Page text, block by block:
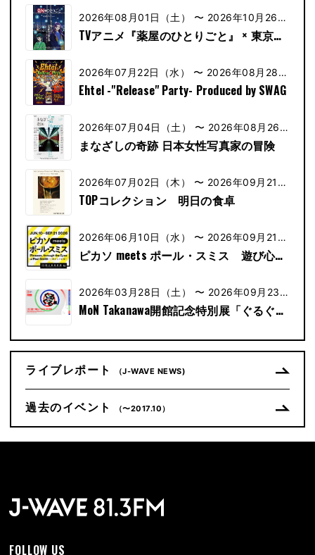
2026年08月01日（土） 〜 2026年10月26日
（土）
TVアニメ『薬屋のひとりごと』 × 東京シ
2026年07月22日（水） 〜 2026年08月28日
（水）
Ehtel -"Release" Party- Produced by SWAG
2026年07月04日（土） 〜 2026年08月26日
（土）
まなざしの奇跡 日本女性写真家の冒険
2026年07月02日（木） 〜 2026年09月21日
（木）
TOPコレクション 明日の食卓
2026年06月10日（水） 〜 2026年09月21日
（水）
ピカソ meets ポール・スミス 遊び心の
2026年03月28日（土） 〜 2026年09月23日
（土）
MoN Takanawa開館記念特別展「ぐるぐる
ライブレポート （J-WAVE NEWS)
過去のイベント （〜2017.10）
FOLLOW US